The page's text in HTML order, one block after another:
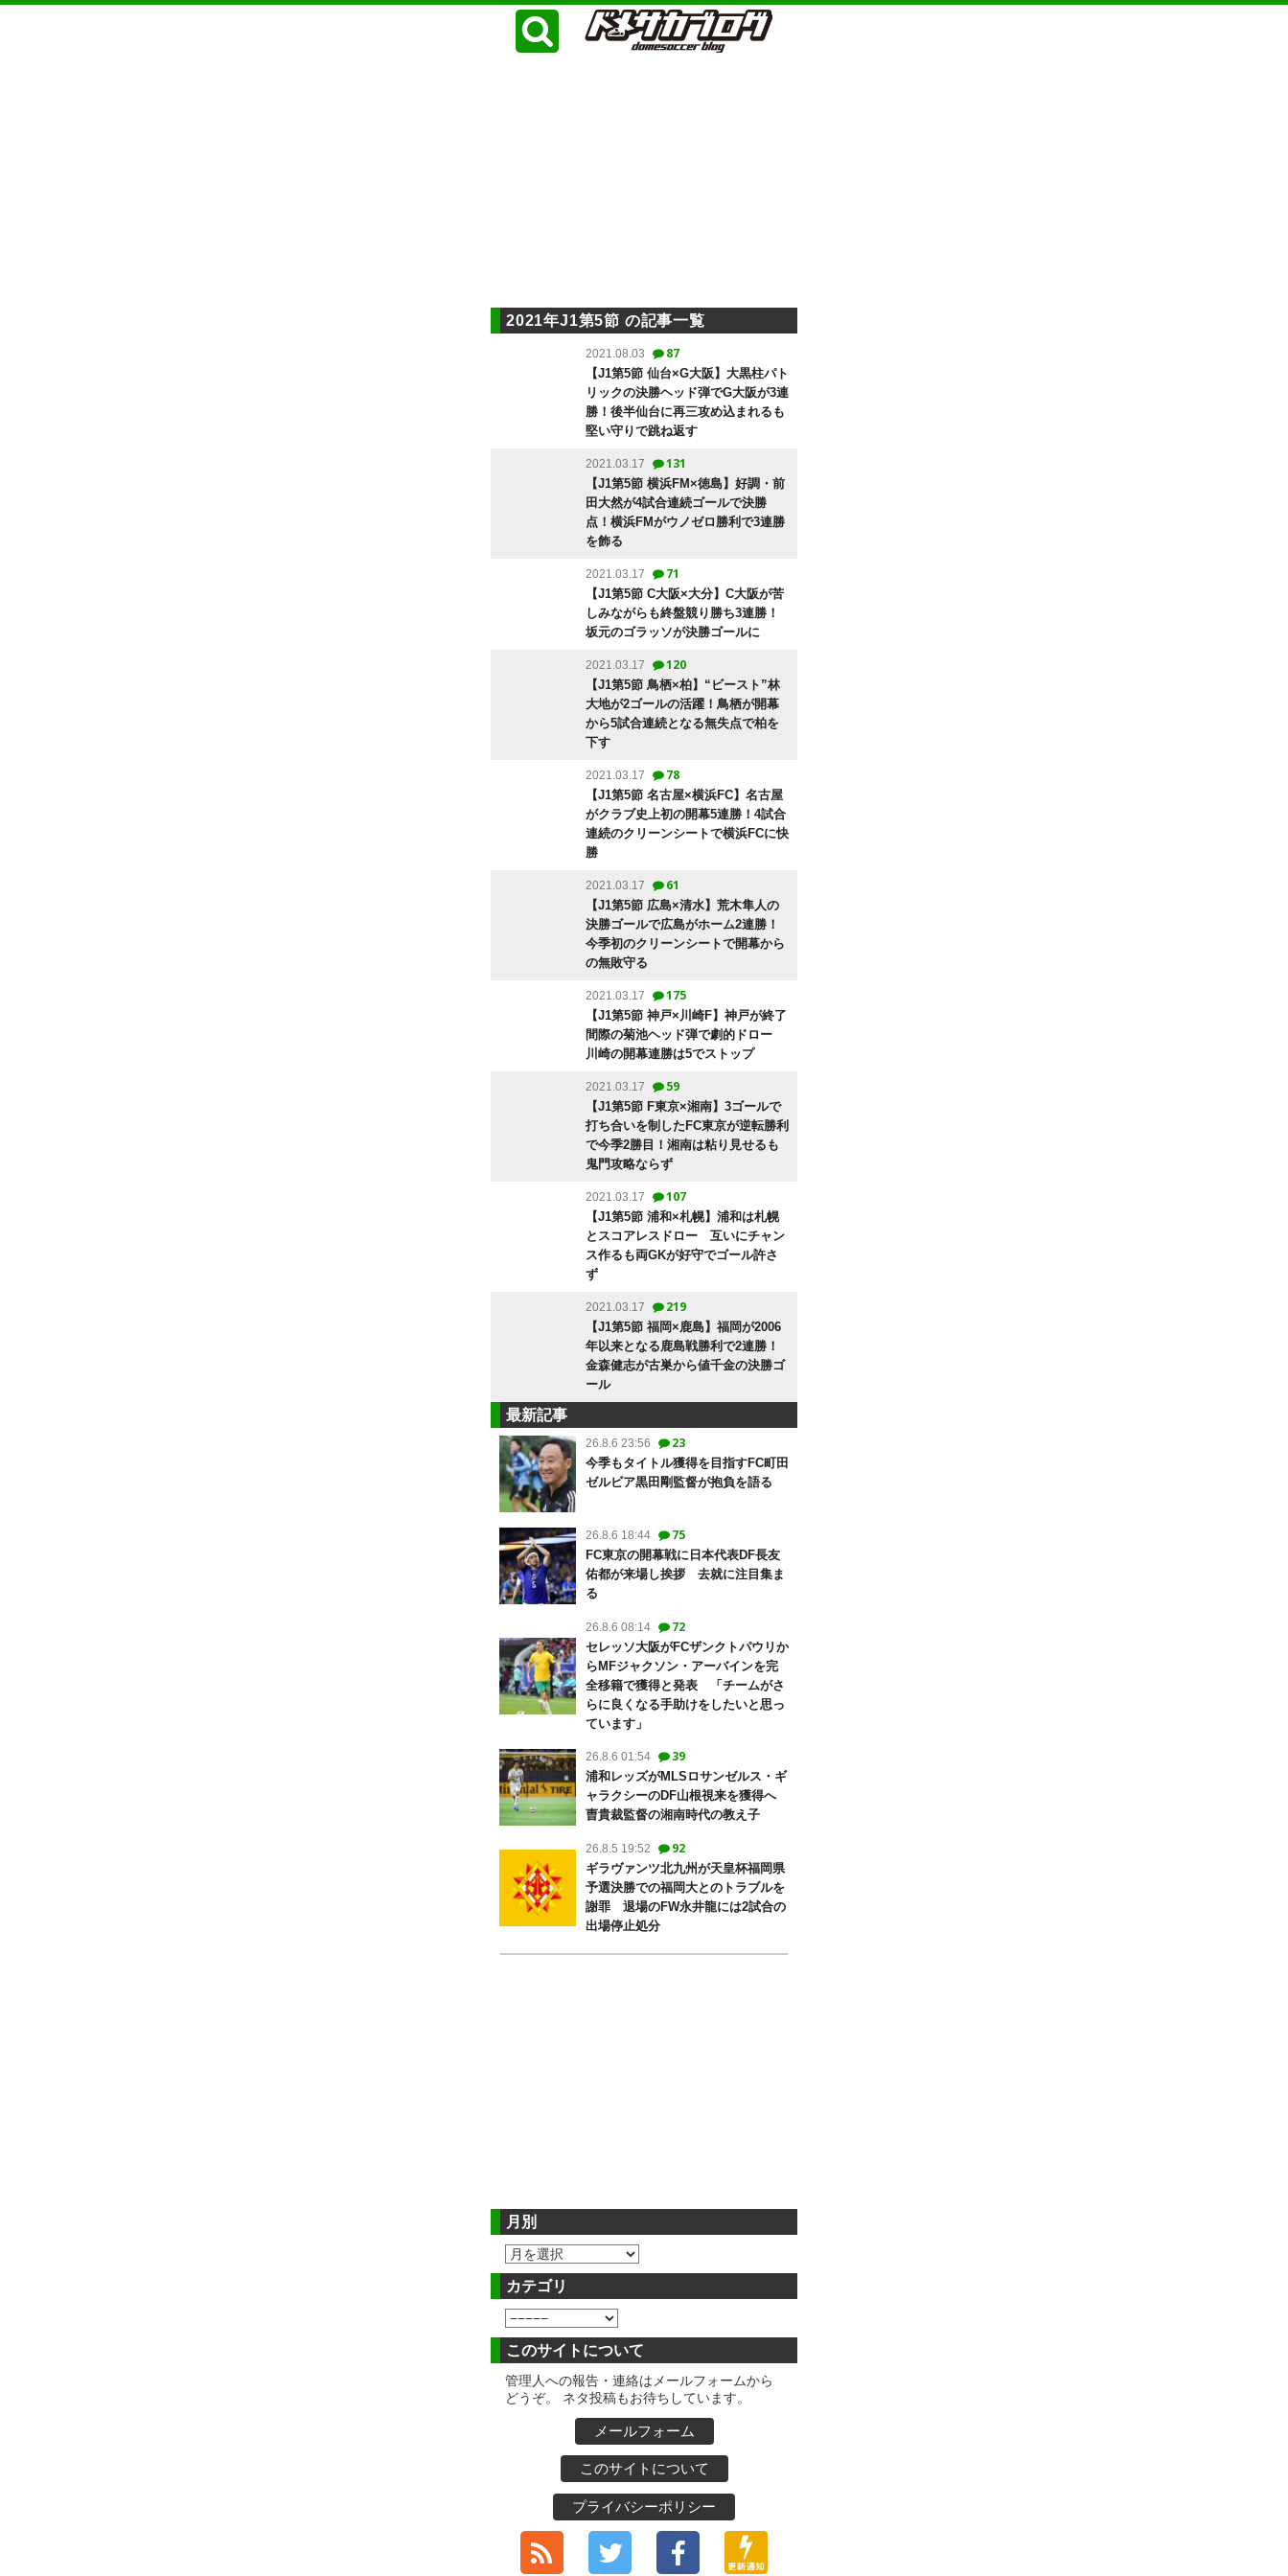
2021年J1第5節 の記事一覧
2021.08.03 87
【J1第5節 仙台×G大阪】大黒柱パト
リックの決勝ヘッド弾でG大阪が3連
勝！後半仙台に再三攻め込まれるも
堅い守りで跳ね返す
2021.03.17 131
【J1第5節 横浜FM×徳島】好調・前
田大然が4試合連続ゴールで決勝
点！横浜FMがウノゼロ勝利で3連勝
を飾る
2021.03.17 71
【J1第5節 C大阪×大分】C大阪が苦
しみながらも終盤競り勝ち3連勝！
坂元のゴラッソが決勝ゴールに
2021.03.17 120
【J1第5節 鳥栖×柏】“ビースト”林
大地が2ゴールの活躍！鳥栖が開幕
から5試合連続となる無失点で柏を
下す
2021.03.17 78
【J1第5節 名古屋×横浜FC】名古屋
がクラブ史上初の開幕5連勝！4試合
連続のクリーンシートで横浜FCに快
勝
2021.03.17 61
【J1第5節 広島×清水】荒木隼人の
決勝ゴールで広島がホーム2連勝！
今季初のクリーンシートで開幕から
の無敗守る
2021.03.17 175
【J1第5節 神戸×川崎F】神戸が終了
間際の菊池ヘッド弾で劇的ドロー
川崎の開幕連勝は5でストップ
2021.03.17 59
【J1第5節 F東京×湘南】3ゴールで
打ち合いを制したFC東京が逆転勝利
で今季2勝目！湘南は粘り見せるも
鬼門攻略ならず
2021.03.17 107
【J1第5節 浦和×札幌】浦和は札幌
とスコアレスドロー 互いにチャン
ス作るも両GKが好守でゴール許さ
ず
2021.03.17 219
【J1第5節 福岡×鹿島】福岡が2006
年以来となる鹿島戦勝利で2連勝！
金森健志が古巣から値千金の決勝ゴ
ール
最新記事
26.8.6 23:56 23
今季もタイトル獲得を目指すFC町田
ゼルビア黒田剛監督が抱負を語る
26.8.6 18:44 75
FC東京の開幕戦に日本代表DF長友
佑都が来場し挨拶 去就に注目集ま
る
26.8.6 08:14 72
セレッソ大阪がFCザンクトパウリか
らMFジャクソン・アーバインを完
全移籍で獲得と発表 「チームがさ
らに良くなる手助けをしたいと思っ
ています」
26.8.6 01:54 39
浦和レッズがMLSロサンゼルス・ギ
ャラクシーのDF山根視来を獲得へ
曺貴裁監督の湘南時代の教え子
26.8.5 19:52 92
ギラヴァンツ北九州が天皇杯福岡県
予選決勝での福岡大とのトラブルを
謝罪 退場のFW永井龍には2試合の
出場停止処分
月別
カテゴリ
このサイトについて
管理人への報告・連絡はメールフォームから
どうぞ。 ネタ投稿もお待ちしています。
メールフォーム
このサイトについて
プライバシーポリシー